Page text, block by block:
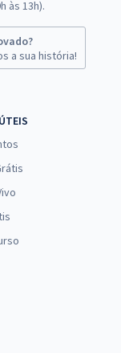
às 13h).
a sua história!